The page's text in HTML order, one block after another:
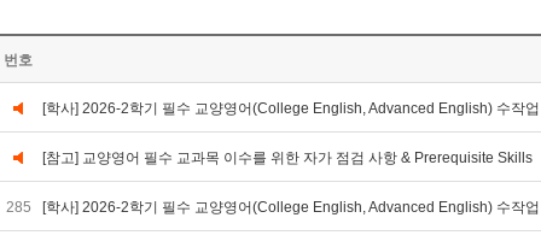
번호
[학사] 2026-2학기 필수 교양영어(College English, Advanced English) 수작
[참고] 교양영어 필수 교과목 이수를 위한 자가 점검 사항 & Prerequisite Skills
285 [학사] 2026-2학기 필수 교양영어(College English, Advanced English) 수작